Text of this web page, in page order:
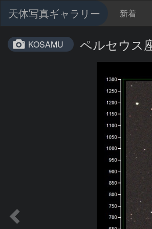
天体写真ギャラリー 新着
KOSAMU ペルセウス